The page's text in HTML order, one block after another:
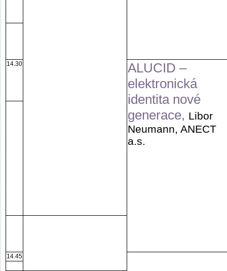
14.30
ALUCID –
elektronická
identita nové
generace, Libor
Neumann, ANECT
a.s.
14.45